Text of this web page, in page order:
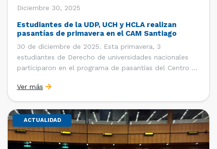
Diciembre 30, 2025
Estudiantes de la UDP, UCH y HCLA realizan
pasantías de primavera en el CAM Santiago
30 de diciembre de 2025. Esta primavera, 3
estudiantes de Derecho de universidades nacionales
participaron en el programa de pasantías del Centro de
de Santiago (CCS). Entre el 3 de noviembre y el 30 de
diciembre realizaron su pasantía Ingrid Ivania […]
Ver más
ACTUALIDAD